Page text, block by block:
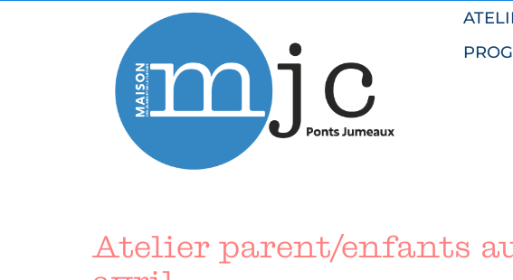
Atelier parent/enfants